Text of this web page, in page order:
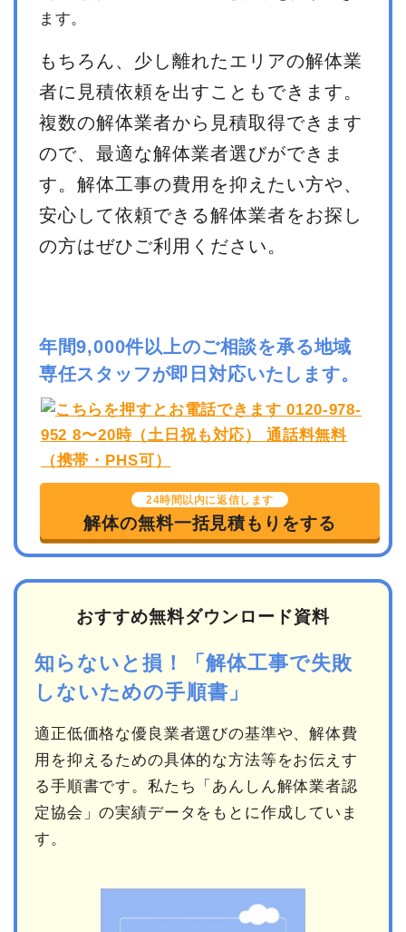
ます。
もちろん、少し離れたエリアの解体業
者に見積依頼を出すこともできます。
複数の解体業者から見積取得できます
ので、最適な解体業者選びができま
す。解体工事の費用を抑えたい方や、
安心して依頼できる解体業者をお探し
の方はぜひご利用ください。
年間9,000件以上のご相談を承る地域
専任スタッフが即日対応いたします。
24時間以内に返信します
解体の無料一括見積もりをする
おすすめ無料ダウンロード資料
知らないと損！「解体工事で失敗
しないための手順書」
適正低価格な優良業者選びの基準や、解体費
用を抑えるための具体的な方法等をお伝えす
る手順書です。私たち「あんしん解体業者認
定協会」の実績データをもとに作成していま
す。